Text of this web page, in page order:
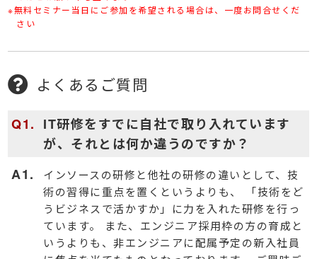
※無料セミナー当日にご参加を希望される場合は、一度お問合せくだ
さい
よくあるご質問
IT研修をすでに自社で取り入れています
が、それとは何か違うのですか？
インソースの研修と他社の研修の違いとして、技
術の習得に重点を置くというよりも、 「技術をど
うビジネスで活かすか」に力を入れた研修を行っ
ています。 また、エンジニア採用枠の方の育成と
いうよりも、非エンジニアに配属予定の新入社員